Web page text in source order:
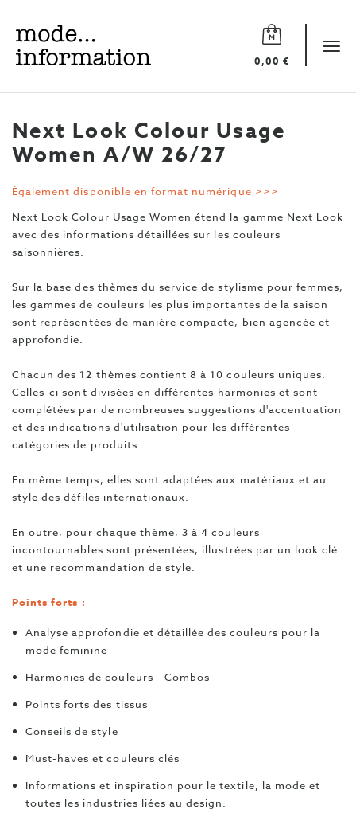
0,00 €
Mode
information
Next Look Colour Usage
Women A/W 26/27
Également disponible en format numérique >>>
Next Look Colour Usage Women étend la gamme Next Look
avec des informations détaillées sur les couleurs
saisonnières.
Sur la base des thèmes du service de stylisme pour femmes,
les gammes de couleurs les plus importantes de la saison
sont représentées de manière compacte, bien agencée et
approfondie.
Chacun des 12 thèmes contient 8 à 10 couleurs uniques.
Celles-ci sont divisées en différentes harmonies et sont
complétées par de nombreuses suggestions d'accentuation
et des indications d'utilisation pour les différentes
catégories de produits.
En même temps, elles sont adaptées aux matériaux et au
style des défilés internationaux.
En outre, pour chaque thème, 3 à 4 couleurs
incontournables sont présentées, illustrées par un look clé
et une recommandation de style.
Points forts :
Analyse approfondie et détaillée des couleurs pour la
mode feminine
Harmonies de couleurs - Combos
Points forts des tissus
Conseils de style
Must-haves et couleurs clés
Informations et inspiration pour le textile, la mode et
toutes les industries liées au design.